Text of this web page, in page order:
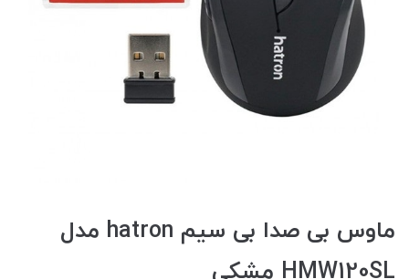
ماوس بی صدا بی سیم hatron مدل
HMW120SL مشکی